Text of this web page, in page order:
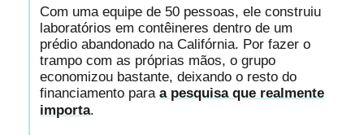
Com uma equipe de 50 pessoas, ele construiu
laboratórios em contêineres dentro de um
prédio abandonado na Califórnia. Por fazer o
trampo com as próprias mãos, o grupo
economizou bastante, deixando o resto do
financiamento para a pesquisa que realmente
importa.